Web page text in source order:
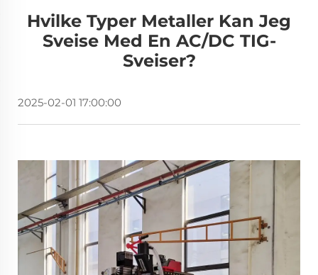
Hvilke Typer Metaller Kan Jeg
Sveise Med En AC/DC TIG-
Sveiser?
2025-02-01 17:00:00